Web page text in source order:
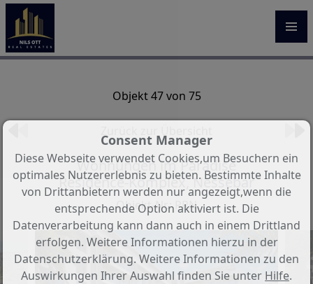
Objekt 47 von 75
Wohnungen im Paradise
Residence-Komplex, Nessebar
Objekt-Nr.: PRN
Consent Manager
Diese Webseite verwendet Cookies,um Besuchern ein
optimales Nutzererlebnis zu bieten. Bestimmte Inhalte
von Drittanbietern werden nur angezeigt,wenn die
entsprechende Option aktiviert ist. Die
Datenverarbeitung kann dann auch in einem Drittland
erfolgen. Weitere Informationen hierzu in der
Datenschutzerklärung. Weitere Informationen zu den
Auswirkungen Ihrer Auswahl finden Sie unter Hilfe.